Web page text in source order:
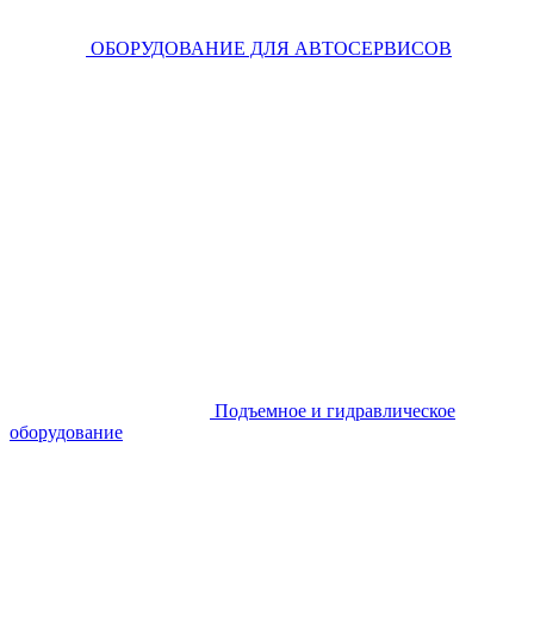
ОБОРУДОВАНИЕ ДЛЯ АВТОСЕРВИСОВ
Подъемное и гидравлическое
оборудование